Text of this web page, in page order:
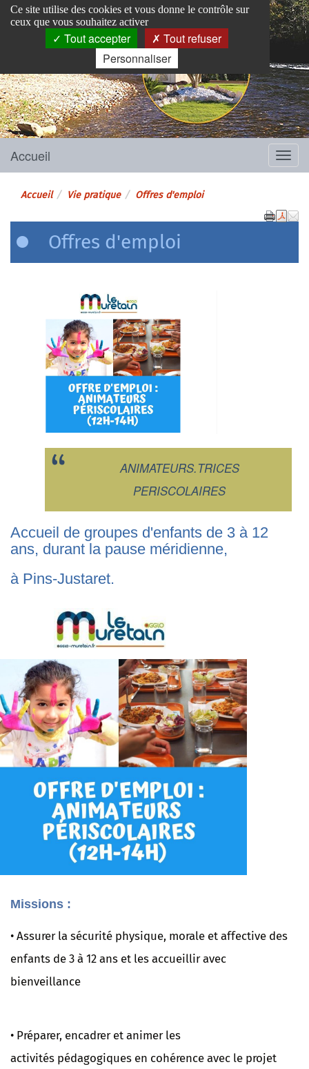
Pins-Justaret
Site officiel de la mairie
Menu
Accueil
Accueil Vie pratique Offres d'emploi
Offres d'emploi
ANIMATEURS.TRICES
PERISCOLAIRES
Accueil de groupes d'enfants de 3 à 12
ans, durant la pause méridienne,
à Pins-Justaret.
Missions :
• Assurer la sécurité physique, morale et affective des
enfants de 3 à 12 ans et les accueillir avec
bienveillance
• Préparer, encadrer et animer les
activités pédagogiques en cohérence avec le projet
Panneau de gestion des cookies
Ce site utilise des cookies et vous donne le contrôle sur
ceux que vous souhaitez activer
Tout accepter
Tout refuser
Personnaliser